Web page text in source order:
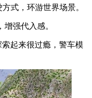
式，环游世界场景。
强代入感。
起来很过瘾，警车模